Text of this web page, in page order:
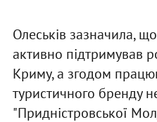
Олеськів зазначила,
активно підтримував
Криму, а згодом
туристичного бренду
"Придністровської